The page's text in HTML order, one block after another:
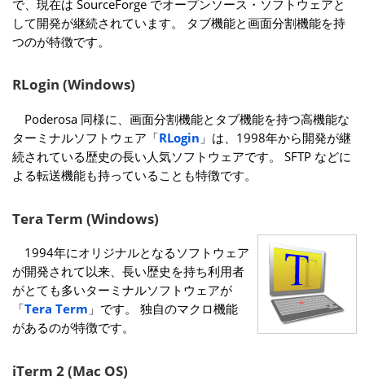
で、現在は SourceForge でオープンソース・ソフトウェアと
して開発が継続されています。 タブ機能と画面分割機能を持
つのが特徴です。
RLogin (Windows)
Poderosa 同様に、画面分割機能とタブ機能を持つ高機能な
ターミナルソフトウェア「RLogin 」は、1998年から開発が継
続されている歴史の長い人気ソフトウェアです。 SFTP などに
よる転送機能も持っていることも特徴です。
Tera Term (Windows)
1994年にオリジナルとなるソフトウェア
が開発されて以来、長い歴史を持ち利用者
がとても多いターミナルソフトウェアが
「Tera Term 」です。 独自のマクロ機能
があるのが特徴です。
iTerm 2 (Mac OS)